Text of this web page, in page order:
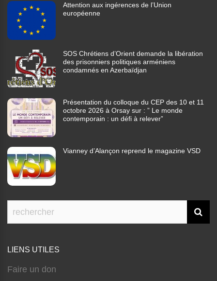
Attention aux ingérences de l’Union
européenne
SOS Chrétiens d’Orient demande la libération
des prisonniers politiques arméniens
condamnés en Azerbaïdjan
Présentation du colloque du CEP des 10 et 11
octobre 2026 à Orsay sur : ” Le monde
contemporain : un défi à relever”
Vianney d’Alançon reprend le magazine VSD
LIENS UTILES
Faire un don